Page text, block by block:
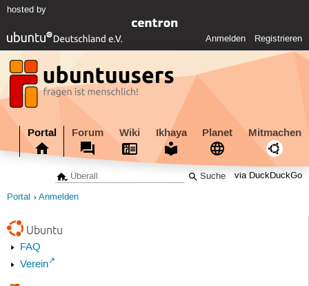
hosted by
Anmelden Registrieren
Portal Forum Wiki Ikhaya Planet Mitmachen
via DuckDuckGo
Portal Anmelden
Ubuntu
FAQ
Verein